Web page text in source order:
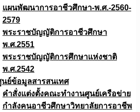
แผนพัฒนาการอาชีวศึกษา-พ.ศ.-2560-
2579
พระราชบัญญัติการอาชีวศึกษา
พ.ศ.2551
พระราชบัญญัติการศึกษาแห่งชาติ
พ.ศ.2542
นย์ข้อมูลสารสนเทศ
คำสั่งแต่งตั้งคณะทำงานศูนย์เครือข่าย
กำลังคนอาชีวศึกษาวิทยาลัยการอาชีพ